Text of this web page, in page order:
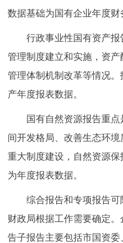
数据基础为国有企业年度财
行政事业性国有资产报
管理制度建立和实施，资
管理体制机制改革等情况
产年度报表数据。
国有自然资源报告重点
间开发格局、改善生态环
重大制度建设，自然资源
为年度报表数据。
综合报告和专项报告可
财政局根据工作需要确定
告子报告主要包括市国资